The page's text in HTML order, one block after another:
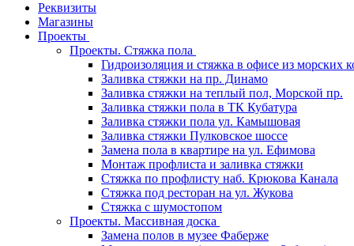
Реквизиты
Магазины
Проекты
Проекты. Стяжка пола
Гидроизоляция и стяжка в офисе из морских
Заливка стяжки на пр. Динамо
Заливка стяжки на теплый пол, Морской пр.
Заливка стяжки пола в ТК Кубатура
Заливка стяжки пола ул. Камышовая
Заливка стяжки Пулковское шоссе
Замена пола в квартире на ул. Ефимова
Монтаж профлиста и заливка стяжки
Стяжка по профлисту наб. Крюкова Канала
Стяжка под ресторан на ул. Жукова
Стяжка с шумостопом
Проекты. Массивная доска
Замена полов в музее Фаберже